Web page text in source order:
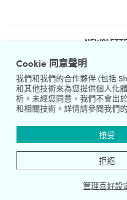
Cookie 同意聲明
我們和我們的合作夥伴 (包括
和其他技術來為您提供個人化
析。未經您同意，我們不會出
和相關技術。詳情請參閱我們的
管理喜好設
接受
拒絕
August 07, 2026 ©
We're Worldwide
Data Processing Addendum | Privacy